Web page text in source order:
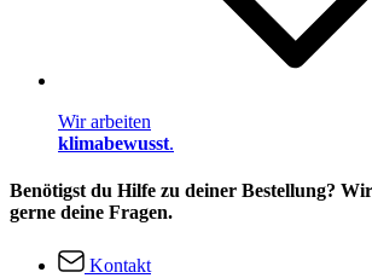
Wir arbeiten
klimabewusst.
Benötigst du Hilfe zu deiner Bestellung?
gerne deine Fragen.
Kontakt